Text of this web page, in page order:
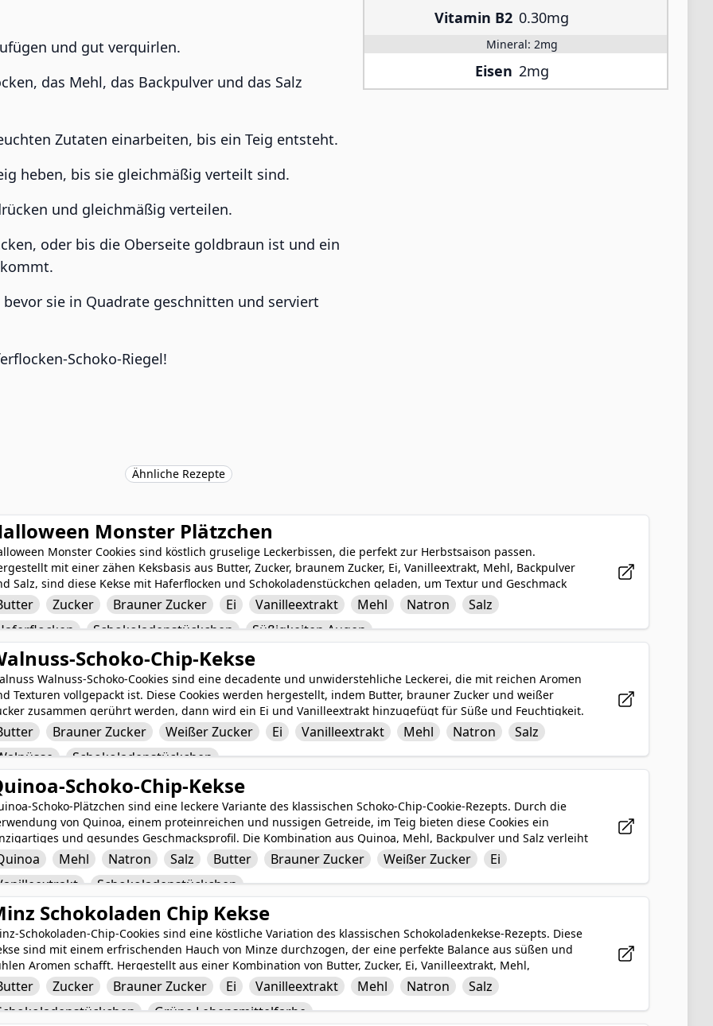
und gut verquirlen.
das Mehl, das Backpulver und das Salz
Zutaten einarbeiten, bis ein Teig entsteht.
heben, bis sie gleichmäßig verteilt sind.
und gleichmäßig verteilen.
oder bis die Oberseite goldbraun ist und ein
sie in Quadrate geschnitten und serviert
Schoko-Riegel!
Vitamin B2 0.30mg
Mineral: 2mg
Eisen 2mg
Ähnliche Rezepte
Monster Plätzchen
Monster Cookies sind köstlich gruselige Leckerbissen, die perfekt zur Herbstsaison passen.
mit einer zähen Keksbasis aus Butter, Zucker, braunem Zucker, Ei, Vanilleextrakt, Mehl, Backpulver
Salz, sind diese Kekse mit Haferflocken und Schokoladenstückchen geladen, um Textur und Geschmack
Der markante Hauch von Verspieltheit kommt von den Bonbonaugen, die diese Kekse als
(oder leicht gruselige) Monster zum Leben erwecken. Einfach zuzubereiten und lustig zu
Halloween Monster Cookies sind eine festliche und unwiderstehliche Ergänzung für jede
oder -zusammenkunft.
Zucker Brauner Zucker Ei Vanilleextrakt Mehl Natron
Salz
Schokoladenstückchen Süßigkeiten Augen
Schoko-Chip-Kekse
Walnuss-Schoko-Cookies sind eine decadente und unwiderstehliche Leckerei, die mit reichen Aromen
Texturen vollgepackt ist. Diese Cookies werden hergestellt, indem Butter, brauner Zucker und weißer
zusammen gerührt werden, dann wird ein Ei und Vanilleextrakt hinzugefügt für Süße und Feuchtigkeit.
trockenen Zutaten Mehl, Backpulver und Salz werden gemischt, um die perfekte Keksteigbasis zu schaffen.
von knusprigen Walnüssen und klebrigen Schokoladenstückchen werden großzügig eingefaltet, um
Bissen einen köstlichen nussigen und schokoladigen Crunch zu verleihen. Gebacken bis zur goldenen
sind die Walnut Walnut Chocolate Chip Cookies eine köstliche Sünde, die dich nach mehr verlangen
Brauner Zucker Weißer Zucker Ei Vanilleextrakt Mehl Natron
Salz
Schokoladenstückchen
Schoko-Chip-Kekse
Schoko-Plätzchen sind eine leckere Variante des klassischen Schoko-Chip-Cookie-Rezepts. Durch die
von Quinoa, einem proteinreichen und nussigen Getreide, im Teig bieten diese Cookies ein
und gesundes Geschmacksprofil. Die Kombination aus Quinoa, Mehl, Backpulver und Salz verleiht
zähe und befriedigende Textur, während die Zugabe von Butter, braunem Zucker, weißem Zucker, Ei und
die Reichhaltigkeit und Süße verstärkt. Der letzte Schliff mit Schokoladenstückchen sorgt in jedem
für schokoladigen Genuss. Diese Kekse sind eine köstliche Leckerei, die die Vorzüge von Quinoa mit dem
eines klassischen Schoko-Chip-Cookies verbindet.
Mehl Natron Salz Butter Brauner Zucker Weißer Zucker
Ei
Schokoladenstückchen
Schokoladen Chip Kekse
Schokoladen-Chip-Cookies sind eine köstliche Variation des klassischen Schokoladenkekse-Rezepts. Diese
sind mit einem erfrischenden Hauch von Minze durchzogen, der eine perfekte Balance aus süßen und
Aromen schafft. Hergestellt aus einer Kombination von Butter, Zucker, Ei, Vanilleextrakt, Mehl,
und Salz, ist der Teig mit reichen Schokoladenstückchen durchsetzt und mit grüner
für einen festlichen Touch eingefärbt. Das Ergebnis ist eine Charge von weichen und chewy
die sicher jeden erfreuen werden, der die erfrischende Kombination von Minze und Schokolade liebt.
Zucker Brauner Zucker Ei Vanilleextrakt Mehl Natron
Salz
Grüne Lebensmittelfarbe